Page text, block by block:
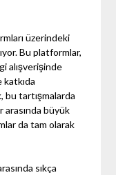
üzerindeki
Bu platformlar,
alışverişinde
bu tartışmalarda
arasında büyük
da tam olarak
sıkça